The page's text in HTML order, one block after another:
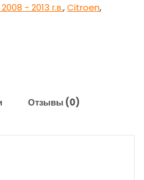
- 2013 г.в.,Citroen,
Отзывы (0)